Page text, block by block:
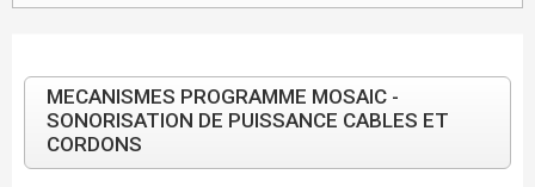
MECANISMES PROGRAMME MOSAIC -
SONORISATION DE PUISSANCE CABLES ET
CORDONS